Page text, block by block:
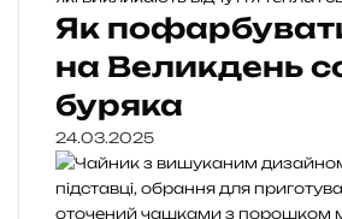
Як
на Великдень
буряка
24.03.2025